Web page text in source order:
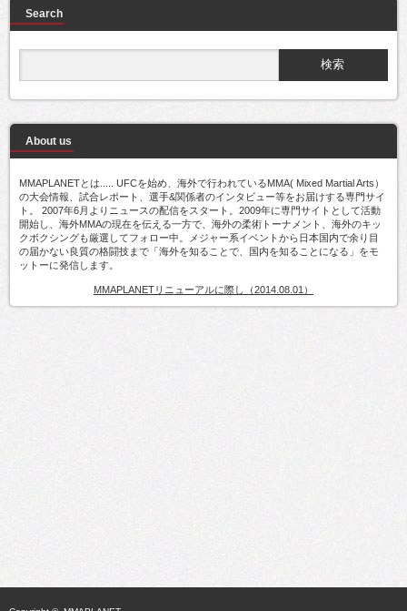
Search
About us
MMAPLANETとは..... UFCを始め、海外で行われているMMA( Mixed Martial Arts）
の大会情報、試合レポート、選手&関係者のインタビュー等をお届けする専門サイ
ト。 2007年6月よりニュースの配信をスタート。2009年に専門サイトとして活動
開始し、海外MMAの現在を伝える一方で、海外の柔術トーナメント、海外のキッ
クボクシングも厳選してフォロー中。メジャー系イベントから日本国内で余り目
の届かない良質の格闘技まで「海外を知ることで、国内を知ることになる」をモ
ットーに発信します。
MMAPLANETリニューアルに際し（2014.08.01）